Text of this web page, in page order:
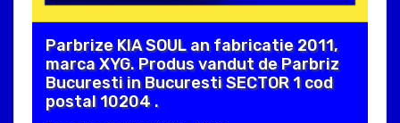
Parbrize KIA SOUL an fabricatie 2011,
marca XYG. Produs vandut de Parbriz
Bucuresti in Bucuresti SECTOR 1 cod
postal 10204 .